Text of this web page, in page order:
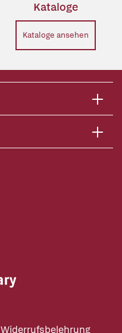
Kataloge
Kataloge ansehen
Widerrufsbelehrung